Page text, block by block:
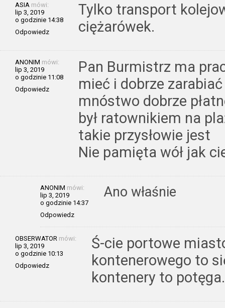
ASIA mówi:
lip 3, 2019
o godzinie 14:38
Odpowiedz
Tylko transport
ciężarówek.
ANONIM mówi:
lip 3, 2019
o godzinie 11:08
Odpowiedz
Pan Burmistrz ma
mieć i dobrze
mnóstwo dobrze
był ratownikiem na
takie przysłowie jest
Nie pamięta wół jak
ANONIM mówi:
lip 3, 2019
o godzinie 14:37
Odpowiedz
Ano właśnie
OBSERWATOR mówi:
lip 3, 2019
o godzinie 10:13
Odpowiedz
Ś-cie portowe
kontenerowego to
kontenery to potęga.